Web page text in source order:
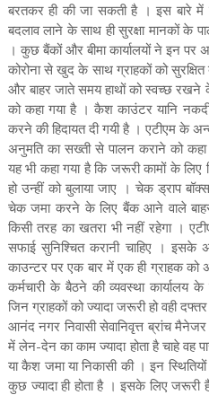
बरतकर ही की जा सकती है । इस बारे में
बदलाव लाने के साथ ही सुरक्षा मानकों के
। कुछ बैंकों और बीमा कार्यालयों ने इन
​कोरोना से खुद के साथ ग्राहकों को
और बाहर जाते समय हाथों को स्वच्छ
को कहा गया है । कैश काउंटर यानि
करने की हिदायत दी गयी है । एटीएम के
अनुमति का सख्ती से पालन कराने को
यह भी कहा गया है कि जरूरी कामों के
हो उन्हीं को बुलाया जाए । चेक ड्राप
चेक जमा करने के लिए बैंक आने वाले
किसी तरह का खतरा भी नहीं रहेगा ।
सफाई सुनिश्चित करानी चाहिए ।
काउन्टर पर एक बार में एक ही ग्राहक को
कर्मचारी के बैठने की व्यवस्था कार्यालय के
जिन ग्राहकों को ज्यादा जरूरी हो वही
​आनंद नगर निवासी सेवानिवृत्त ब्रांच
में लेन-देन का काम ज्यादा होता है चाहे वह
या कैश जमा या निकासी की । इन
कुछ ज्यादा ही होता है । इसके लिए जरूरी